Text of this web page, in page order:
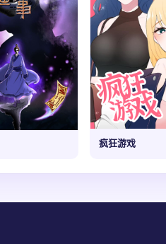
疯狂游戏